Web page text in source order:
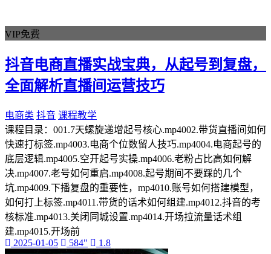
VIP免费
抖音电商直播实战宝典，从起号到复盘，
全面解析直播间运营技巧
电商类 抖音 课程教学
课程目录：001.7天螺旋递增起号核心.mp4002.带货直播间如何
快速打标签.mp4003.电商个位数留人技巧.mp4004.电商起号的
底层逻辑.mp4005.空开起号实操.mp4006.老粉占比高如何解
决.mp4007.老号如何重启.mp4008.起号期间不要踩的几个
坑.mp4009.下播复盘的重要性，mp4010.账号如何搭建模型，
如何打上标签.mp4011.带货的话术如何组建.mp4012.抖音的考
核标准.mp4013.关闭同城设置.mp4014.开场拉流量话术组
建.mp4015.开场前
2025-01-05
584" 1.8